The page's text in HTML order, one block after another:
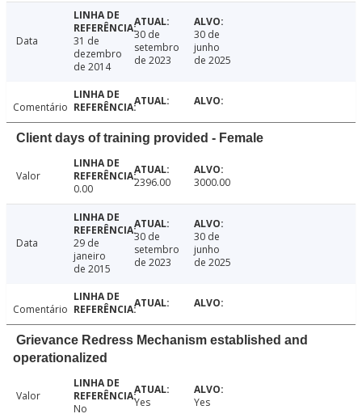
Data
31 de
dezembro
de 2014
30 de
setembro
de 2023
30 de
junho
de 2025
Comentário
Client days of training provided - Female
Valor
0.00
2396.00 3000.00
Data
29 de
janeiro
de 2015
30 de
setembro
de 2023
30 de
junho
de 2025
Comentário
Grievance Redress Mechanism established and
operationalized
Valor
No
Yes Yes